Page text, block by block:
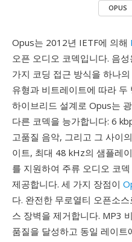
OPUS
Opus는 2012년 IETF에 의해
오픈 오디오 코덱입니다. 음
가지 코딩 접근 방식을 하나
유형과 비트레이트에 따라 두
하이브리드 설계로 Opus는
다른 코덱을 능가합니다: 6
고품질 음악, 그리고 그 사이
이트, 최대 48 kHz의 샘플레
를 지원하여 주류 오디오 코
제공합니다. 세 가지 장점이
다. 완전한 무로열티 오픈소
스 장벽을 제거합니다. MP3
품질을 달성하고 동일 레이트